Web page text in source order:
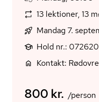
13 lektioner, 13
Mandag 7.
Hold nr.:
Kontakt:
800 kr. /person